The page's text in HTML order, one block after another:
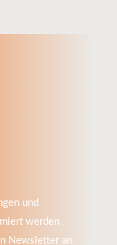
und
werden
Newsletter an.